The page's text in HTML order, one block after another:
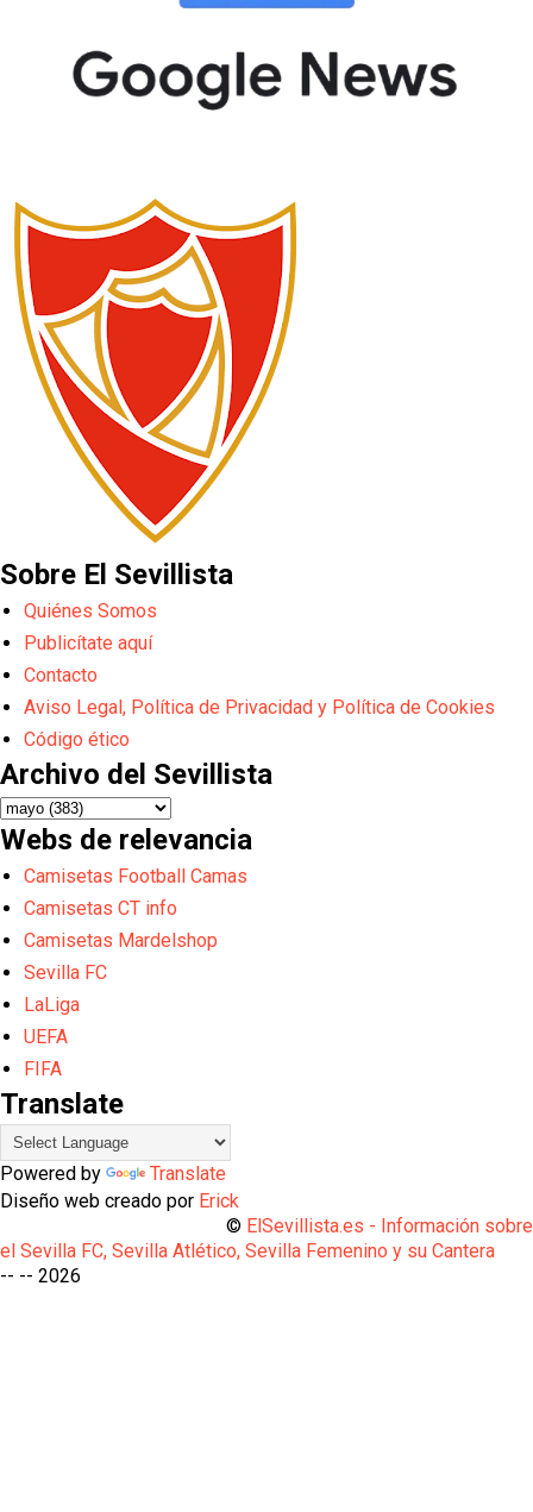
Sobre El Sevillista
Quiénes Somos
Publicítate aquí
Contacto
Aviso Legal, Política de Privacidad y Política de Cookies
Código ético
Archivo del Sevillista
Webs de relevancia
Camisetas Football Camas
Camisetas CT info
Camisetas Mardelshop
Sevilla FC
LaLiga
UEFA
FIFA
Translate
Powered by
Translate
Diseño web creado por Erick
© ElSevillista.es - Información sobre
el Sevilla FC, Sevilla Atlético, Sevilla Femenino y su Cantera
-- -- 2026